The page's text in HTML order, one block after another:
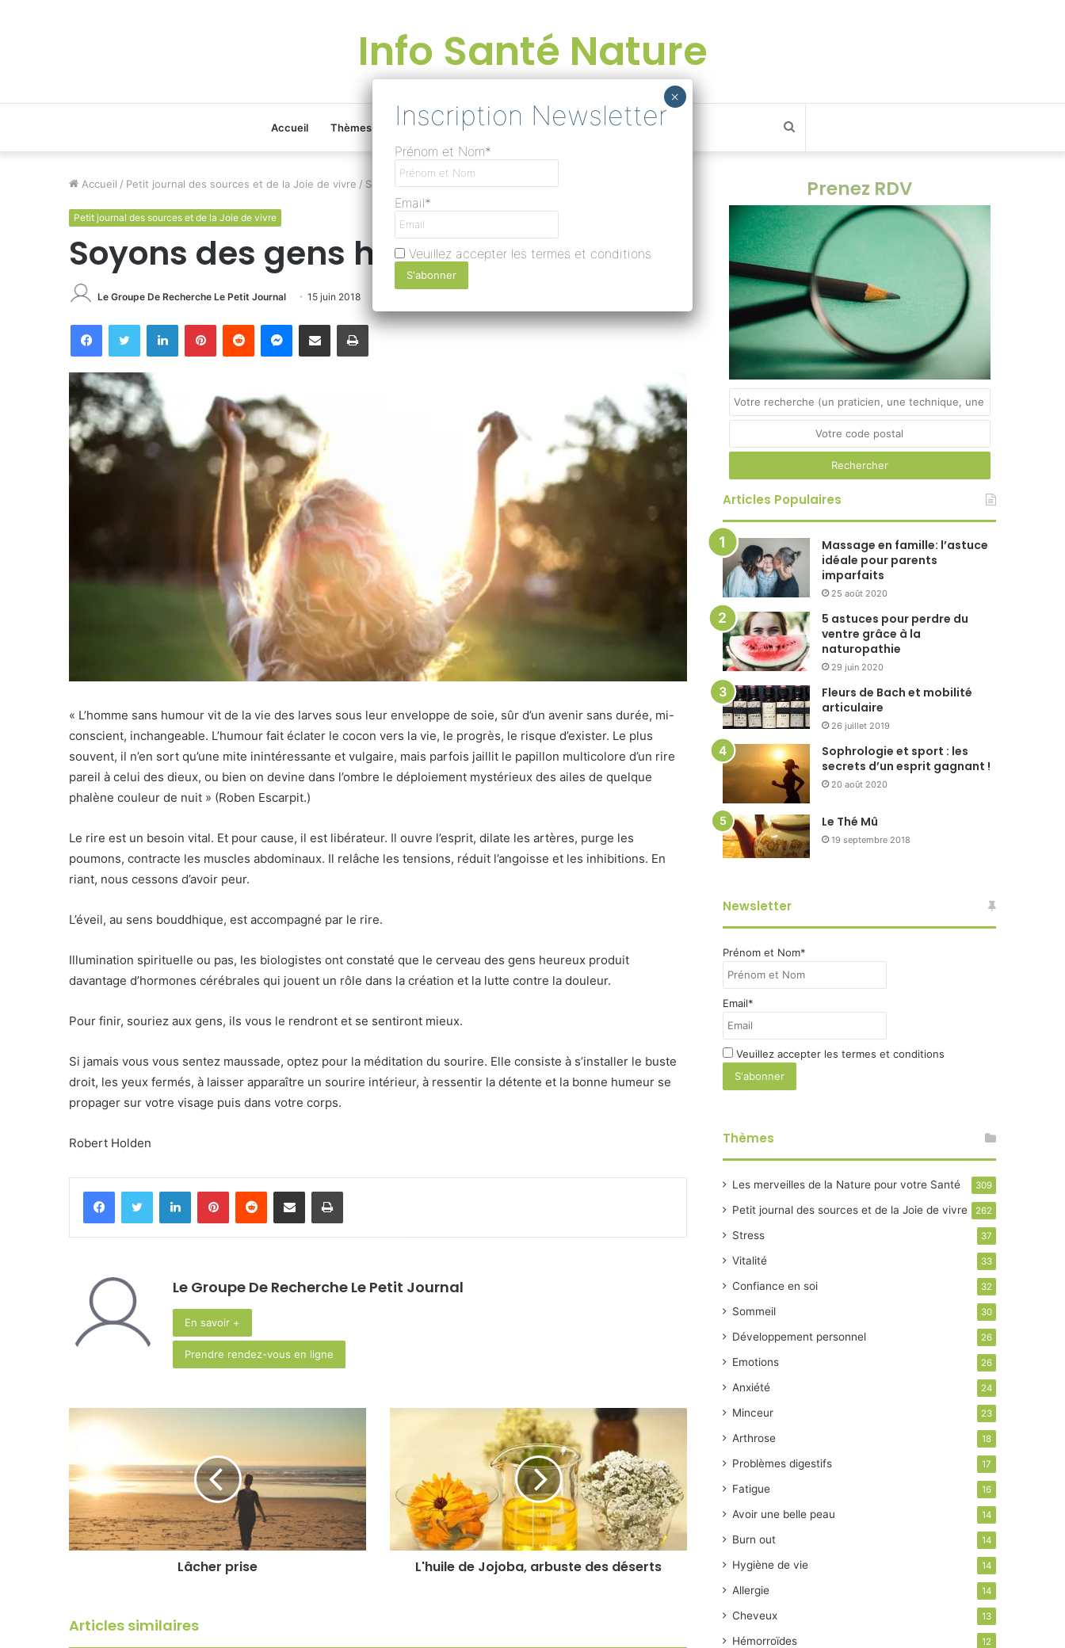
Info Santé Nature
Accueil Thèmes Devenir rédacteur Rechercher
Une
Lire
article
Instagram
Linkedin
Facebook
Accueil / Petit journal des sources et de la Joie de vivre / Soyons des gens heureux !
Petit journal des sources et de la Joie de vivre
Soyons des gens heureux !
Le Groupe De Recherche Le Petit Journal 15 juin 2018
FacebookTwitter LinkedinPinterestReddit Messenger
Partager par email Imprimer
« L’homme sans humour vit de la vie des larves sous leur enveloppe de soie, sûr d’un avenir sans durée, mi-
conscient, inchangeable. L’humour fait éclater le cocon vers la vie, le progrès, le risque d’exister. Le plus
souvent, il n’en sort qu’une mite inintéressante et vulgaire, mais parfois jaillit le papillon multicolore d’un rire
pareil à celui des dieux, ou bien on devine dans l’ombre le déploiement mystérieux des ailes de quelque
phalène couleur de nuit » (Roben Escarpit.)
Le rire est un besoin vital. Et pour cause, il est libérateur. Il ouvre l’esprit, dilate les artères, purge les
poumons, contracte les muscles abdominaux. Il relâche les tensions, réduit l’angoisse et les inhibitions. En
riant, nous cessons d’avoir peur.
L’éveil, au sens bouddhique, est accompagné par le rire.
Illumination spirituelle ou pas, les biologistes ont constaté que le cerveau des gens heureux produit
davantage d’hormones cérébrales qui jouent un rôle dans la création et la lutte contre la douleur.
Pour finir, souriez aux gens, ils vous le rendront et se sentiront mieux.
Si jamais vous vous sentez maussade, optez pour la méditation du sourire. Elle consiste à s’installer le buste
droit, les yeux fermés, à laisser apparaître un sourire intérieur, à ressentir la détente et la bonne humeur se
propager sur votre visage puis dans votre corps.
Robert Holden
FacebookTwitter LinkedinPinterestReddit Partager par email Imprimer
Le Groupe De Recherche Le Petit Journal
En savoir +
Prendre rendez-vous en ligne
Lâcher prise L'huile de Jojoba, arbuste des déserts
Articles similaires
Prenez RDV
Articles Populaires
Massage en famille: l’astuce
idéale pour parents
imparfaits
25 août 2020
5 astuces pour perdre du
ventre grâce à la
naturopathie
29 juin 2020
Fleurs de Bach et mobilité
articulaire
26 juillet 2019
Sophrologie et sport : les
secrets d’un esprit gagnant !
20 août 2020
Le Thé Mû
19 septembre 2018
Newsletter
Prénom et Nom*
Email*
Veuillez accepter les termes et conditions
Thèmes
Les merveilles de la Nature pour votre Santé 309
Petit journal des sources et de la Joie de vivre 262
Stress 37
Vitalité 33
Confiance en soi 32
Sommeil 30
Développement personnel 26
Emotions 26
Anxiété 24
Minceur 23
Arthrose 18
Problèmes digestifs 17
Fatigue 16
Avoir une belle peau 14
Burn out 14
Hygiène de vie 14
Allergie 14
Cheveux 13
Hémorroïdes 12
Prénom et Nom*
Email*
Veuillez accepter les termes et conditions